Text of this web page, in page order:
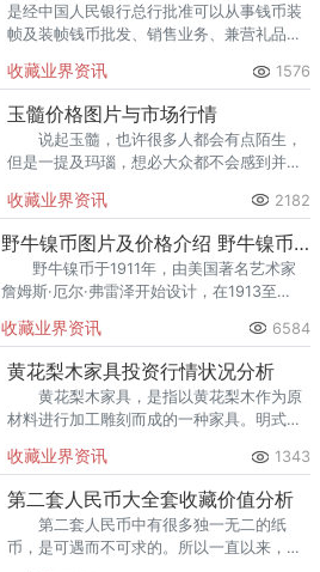
是经中国人民银行总行批准可以从事钱币装
帧及装帧钱币批发、销售业务、兼营礼品销
收藏业界资讯 1576
玉髓价格图片与市场行情
说起玉髓，也许很多人都会有点陌生，
但是一提及玛瑙，想必大众都不会感到并不
呈现的形状为肾状、钟乳状、葡萄状等，具
有蜡质光。
收藏业界资讯 2182
野牛镍币图片及价格介绍 野牛镍币收藏价值
野牛镍币于1911年，由美国著名艺术家
詹姆斯·厄尔·弗雷泽开始设计，在1913至
也受到很多钱币爱好者的关注和收藏。
收藏业界资讯 6584
黄花梨木家具投资行情状况分析
黄花梨木家具，是指以黄花梨木作为原
材料进行加工雕刻而成的一种家具。明式黄
到乾隆年间的一百多年里，是黄花梨木家具
的黄金时代。
收藏业界资讯 1343
第二套人民币大全套收藏价值分析
第二套人民币中有很多独一无二的纸
币，是可遇而不可求的。所以一直以来，第